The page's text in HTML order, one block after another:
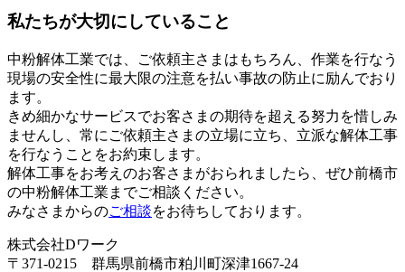
私たちが大切にしていること
中粉解体工業では、ご依頼主さまはもちろん、作業を行なう
現場の安全性に最大限の注意を払い事故の防止に励んでおり
ます。
きめ細かなサービスでお客さまの期待を超える努力を惜しみ
ませんし、常にご依頼主さまの立場に立ち、立派な解体工事
を行なうことをお約束します。
解体工事をお考えのお客さまがおられましたら、ぜひ前橋市
の中粉解体工業までご相談ください。
みなさまからのご相談をお待ちしております。
株式会社Dワーク
〒371-0215 群馬県前橋市粕川町深津1667-24